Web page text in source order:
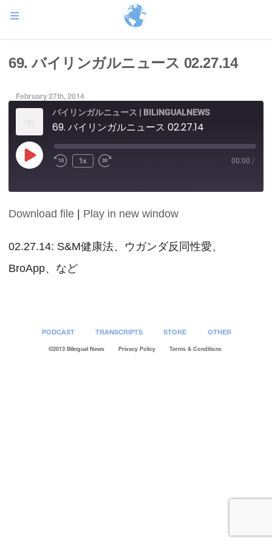
69. バイリンガルニュース 02.27.14
February 27th, 2014
バイリンガルニュース | BILINGUALNEWS
69. バイリンガルニュース 02.27.14
Play
Episode
1x 00:00 /
SHARE
LINK
EMBED
Download file Play in new window
02.27.14: S&M健康法、ウガンダ反同性愛、
BroApp、など
PODCAST TRANSCRIPTS STORE OTHER
©2013 Bilingual News Privacy Policy Terms & Conditions